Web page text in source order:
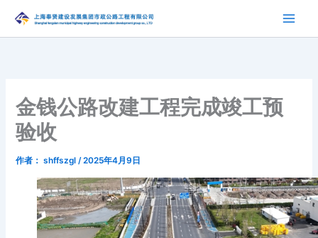
内
金钱公路改建工程完成竣工预
验收
作者： shffszgl/2025年4月9日